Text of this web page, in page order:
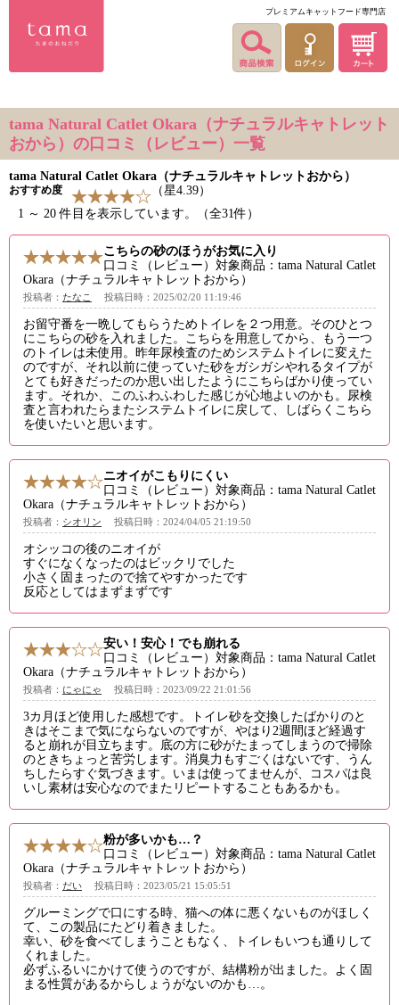
プレミアムキャットフード専門店
tama Natural Catlet Okara（ナチュラルキャトレット
おから）の口コミ（レビュー）一覧
tama Natural Catlet Okara（ナチュラルキャトレットおから）
おすすめ度
（星4.39）
1 ～ 20 件目を表示しています。（全31件）
こちらの砂のほうがお気に入り
口コミ（レビュー）対象商品：tama Natural Catlet
Okara（ナチュラルキャトレットおから）
投稿者： たなこ 投稿日時：2025/02/20 11:19:46
お留守番を一晩してもらうためトイレを２つ用意。そのひとつ
にこちらの砂を入れました。こちらを用意してから、もう一つ
のトイレは未使用。昨年尿検査のためシステムトイレに変えた
のですが、それ以前に使っていた砂をガシガシやれるタイプが
とても好きだったのか思い出したようにこちらばかり使ってい
ます。それか、このふわふわした感じが心地よいのかも。尿検
査と言われたらまたシステムトイレに戻して、しばらくこちら
を使いたいと思います。
ニオイがこもりにくい
口コミ（レビュー）対象商品：tama Natural Catlet
Okara（ナチュラルキャトレットおから）
投稿者： シオリン 投稿日時：2024/04/05 21:19:50
オシッコの後のニオイが
すぐになくなったのはビックリでした
小さく固まったので捨てやすかったです
反応としてはまずまずです
安い！安心！でも崩れる
口コミ（レビュー）対象商品：tama Natural Catlet
Okara（ナチュラルキャトレットおから）
投稿者： にゃにゃ 投稿日時：2023/09/22 21:01:56
3カ月ほど使用した感想です。トイレ砂を交換したばかりのと
きはそこまで気にならないのですが、やはり2週間ほど経過す
ると崩れが目立ちます。底の方に砂がたまってしまうので掃除
のときちょっと苦労します。消臭力もすごくはないです、うん
ちしたらすぐ気づきます。いまは使ってませんが、コスパは良
いし素材は安心なのでまたリピートすることもあるかも。
粉が多いかも…？
口コミ（レビュー）対象商品：tama Natural Catlet
Okara（ナチュラルキャトレットおから）
投稿者： だい 投稿日時：2023/05/21 15:05:51
グルーミングで口にする時、猫への体に悪くないものがほしく
て、この製品にたどり着きました。
幸い、砂を食べてしまうこともなく、トイレもいつも通りして
くれました。
必ずふるいにかけて使うのですが、結構粉が出ました。よく固
まる性質があるからしょうがないのかも…。